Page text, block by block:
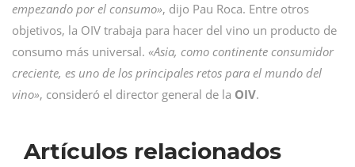
empezando por el consumo», dijo Pau Roca. Entre otros
objetivos, la OIV trabaja para hacer del vino un producto de
consumo más universal. «Asia, como continente consumidor
creciente, es uno de los principales retos para el mundo del
vino», consideró el director general de la OIV.
Artículos relacionados